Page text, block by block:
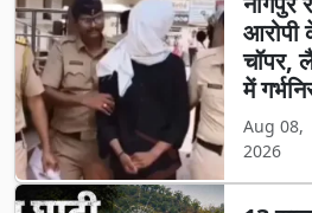
चॉपर,
में
Aug 08,
2026